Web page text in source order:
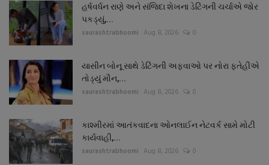
હર્ષવર્ધન રાણે અને સંજિદા શેખના ડેટિંગની ચર્ચાએ જોર
પકડ્યું,...
saurashtrabhoomi Aug 8, 2026 0
યાસીન બોનૂ સાથે ડેટિંગની અફવાઓ પર નોરા ફતેહીએ
તોડ્યું મૌન,...
saurashtrabhoomi Aug 8, 2026 0
કાશ્મીરમાં આતંકવાદના ઓનલાઈન નેટવર્ક સામે મોટી
કાર્યવાહી,...
saurashtrabhoomi Aug 8, 2026 0